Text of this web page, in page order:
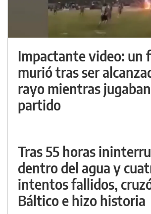
Impactante video: un
murió tras ser
rayo mientras
partido
Tras 55 horas
dentro del agua y
intentos fallidos,
Báltico e hizo historia